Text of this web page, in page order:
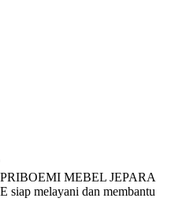
MEBEL JEPARA
melayani dan membantu